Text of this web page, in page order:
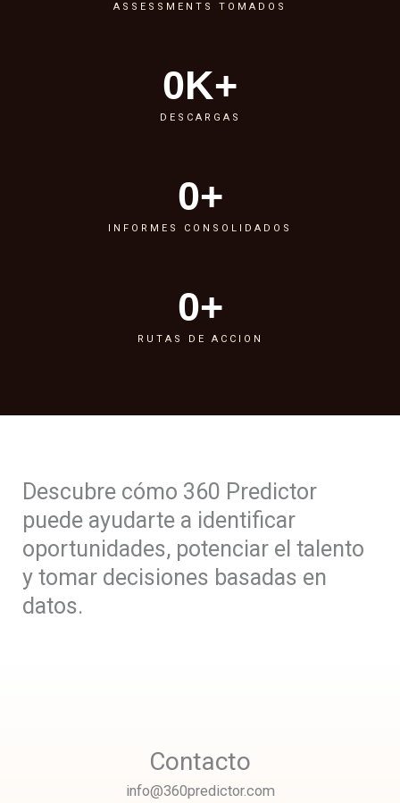
ASSESSMENTS TOMADOS
DESCARGAS
0K+
INFORMES CONSOLIDADOS
0+
RUTAS DE ACCION
0+
Descubre cómo 360 Predictor
puede ayudarte a identificar
oportunidades, potenciar el talento
y tomar decisiones basadas en
datos.
Contacto
info@360predictor.com